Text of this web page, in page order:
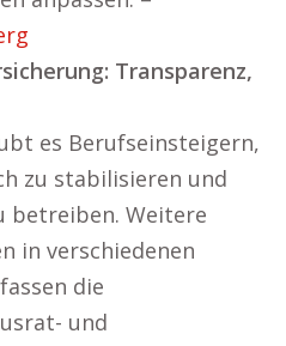
Transparenz,
es Berufseinsteigern,
zu stabilisieren und
betreiben. Weitere
in verschiedenen
die
und